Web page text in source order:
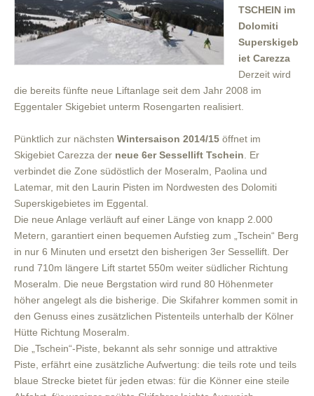
TSCHEIN im
Dolomiti
Superskigeb
iet Carezza
Derzeit wird
die bereits fünfte neue Liftanlage seit dem Jahr 2008 im
Eggentaler Skigebiet unterm Rosengarten realisiert.
Pünktlich zur nächsten Wintersaison 2014/15 öffnet im
Skigebiet Carezza der neue 6er Sessellift Tschein . Er
verbindet die Zone südöstlich der Moseralm, Paolina und
Latemar, mit den Laurin Pisten im Nordwesten des Dolomiti
Superskigebietes im Eggental.
Die neue Anlage verläuft auf einer Länge von knapp 2.000
Metern, garantiert einen bequemen Aufstieg zum „Tschein“ Berg
in nur 6 Minuten und ersetzt den bisherigen 3er Sessellift. Der
rund 710m längere Lift startet 550m weiter südlicher Richtung
Moseralm. Die neue Bergstation wird rund 80 Höhenmeter
höher angelegt als die bisherige. Die Skifahrer kommen somit in
den Genuss eines zusätzlichen Pistenteils unterhalb der Kölner
Hütte Richtung Moseralm.
Die „Tschein“-Piste, bekannt als sehr sonnige und attraktive
Piste, erfährt eine zusätzliche Aufwertung: die teils rote und teils
blaue Strecke bietet für jeden etwas: für die Könner eine steile